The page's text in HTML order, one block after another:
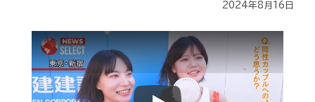
2024年8月16日